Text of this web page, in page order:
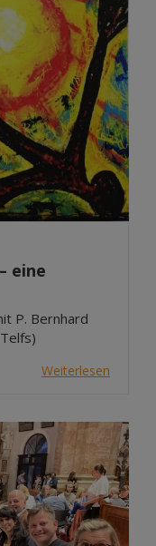
eine
P. Bernhard
Weiterlesen